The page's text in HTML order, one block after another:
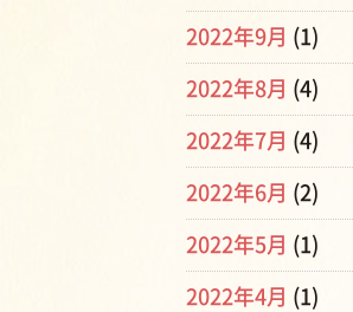
2022年9月 (1)
2022年8月 (4)
2022年7月 (4)
2022年6月 (2)
2022年5月 (1)
2022年4月 (1)